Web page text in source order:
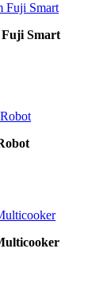
Fuji Smart